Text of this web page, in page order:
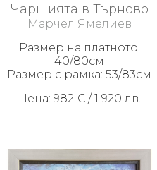
Чаршията в Търново
Марчел Ямелиев
Размер на платното:
40/80см
Размер с рамка: 53/83см
Цена: 982 € / 1 920 лв.